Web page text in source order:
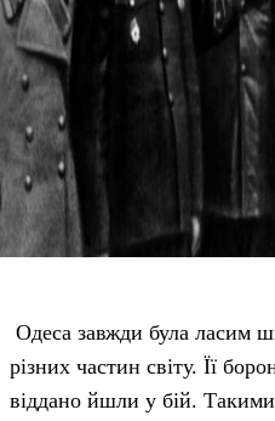
Одеса завжди була ласим
різних частин світу. Її
віддано йшли у бій. Такими